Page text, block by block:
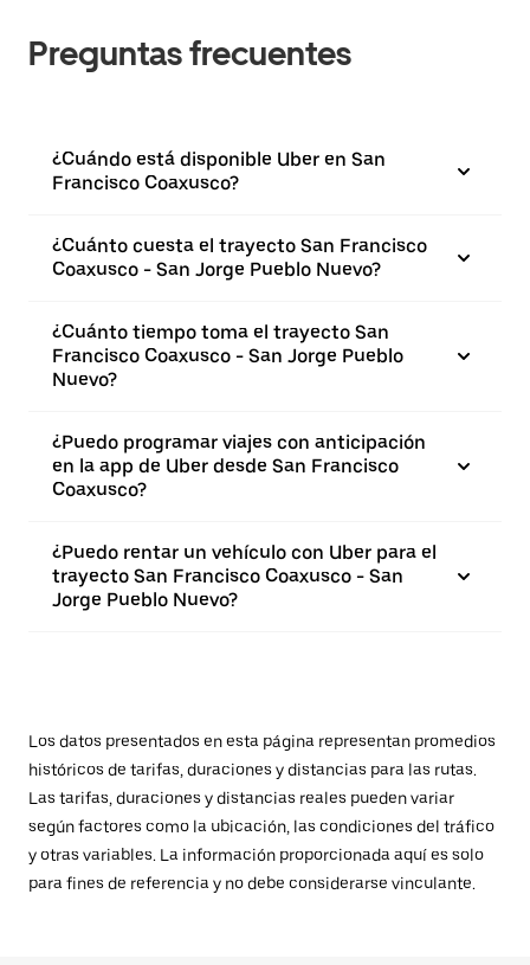
Preguntas frecuentes
¿Cuándo está disponible Uber en San
Francisco Coaxusco?
¿Cuánto cuesta el trayecto San Francisco
Coaxusco - San Jorge Pueblo Nuevo?
¿Cuánto tiempo toma el trayecto San
Francisco Coaxusco - San Jorge Pueblo
Nuevo?
¿Puedo programar viajes con anticipación
en la app de Uber desde San Francisco
Coaxusco?
¿Puedo rentar un vehículo con Uber para el
trayecto San Francisco Coaxusco - San
Jorge Pueblo Nuevo?
Los datos presentados en esta página representan promedios
históricos de tarifas, duraciones y distancias para las rutas.
Las tarifas, duraciones y distancias reales pueden variar
según factores como la ubicación, las condiciones del tráfico
y otras variables. La información proporcionada aquí es solo
para fines de referencia y no debe considerarse vinculante.